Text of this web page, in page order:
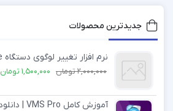
جدیدترین محصولات
نرم افزار تغییر لوگوی دستگاه XMEye
2,000,000تومان 1,500,000 تومان